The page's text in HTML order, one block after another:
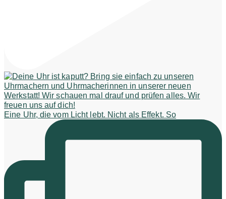
Eine Uhr, die vom Licht lebt. Nicht als Effekt. So